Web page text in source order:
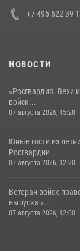
+7 495 622 39
НОВОСТИ
«Росгвардия. Вехи
войск...
07 августа 2026, 15:28
Юные гости из
Росгвардии ...
07 августа 2026, 12:20
Ветеран войск
выпуска «...
07 августа 2026, 12:00